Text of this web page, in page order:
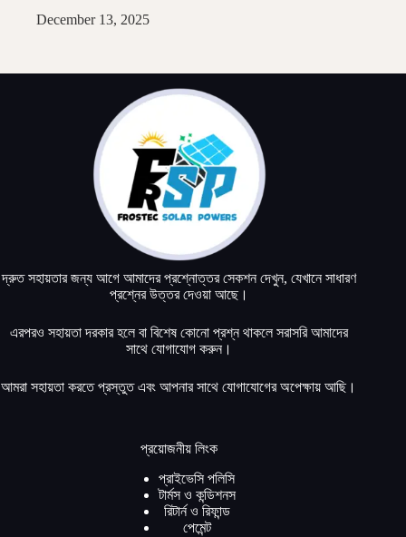
December 13, 2025
দ্রুত সহায়তার জন্য আগে আমাদের প্রশ্নোত্তর সেকশন দেখুন, যেখানে সাধারণ
প্রশ্নের উত্তর দেওয়া আছে।
এরপরও সহায়তা দরকার হলে বা বিশেষ কোনো প্রশ্ন থাকলে সরাসরি আমাদের
সাথে যোগাযোগ করুন।
আমরা সহায়তা করতে প্রস্তুত এবং আপনার সাথে যোগাযোগের অপেক্ষায় আছি।
প্রয়োজনীয় লিংক
প্রাইভেসি পলিসি
টার্মস ও কন্ডিশনস
রিটার্ন ও রিফান্ড
পেমেন্ট